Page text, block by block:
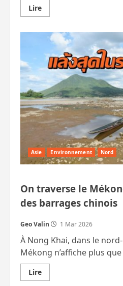
LireEn
savoir
Les
Bangkokiens
tournent
vers
les
logements
« anciens »
Asie Environnement Nord
On traverse le
des barrages chinois
Geo Valin 1 Mar 2026
À Nong Khai, dans le
Mékong n’affiche plus
LireEn
savoir